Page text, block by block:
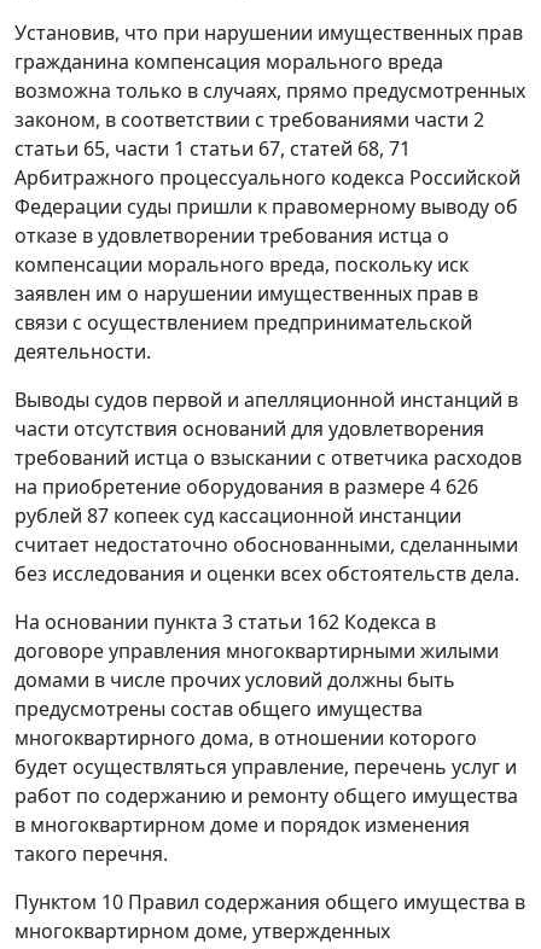
Установив, что при нарушении имущественных прав
гражданина компенсация морального вреда
возможна только в случаях, прямо предусмотренных
законом, в соответствии с требованиями части 2
статьи 65, части 1 статьи 67, статей 68, 71
Арбитражного процессуального кодекса Российской
Федерации суды пришли к правомерному выводу об
отказе в удовлетворении требования истца о
компенсации морального вреда, поскольку иск
заявлен им о нарушении имущественных прав в
связи с осуществлением предпринимательской
деятельности.
Выводы судов первой и апелляционной инстанций в
части отсутствия оснований для удовлетворения
требований истца о взыскании с ответчика расходов
на приобретение оборудования в размере 4 626
рублей 87 копеек суд кассационной инстанции
считает недостаточно обоснованными, сделанными
без исследования и оценки всех обстоятельств дела.
На основании пункта 3 статьи 162 Кодекса в
договоре управления многоквартирными жилыми
домами в числе прочих условий должны быть
предусмотрены состав общего имущества
многоквартирного дома, в отношении которого
будет осуществляться управление, перечень услуг и
работ по содержанию и ремонту общего имущества
в многоквартирном доме и порядок изменения
такого перечня.
Пунктом 10 Правил содержания общего имущества в
многоквартирном доме, утвержденных